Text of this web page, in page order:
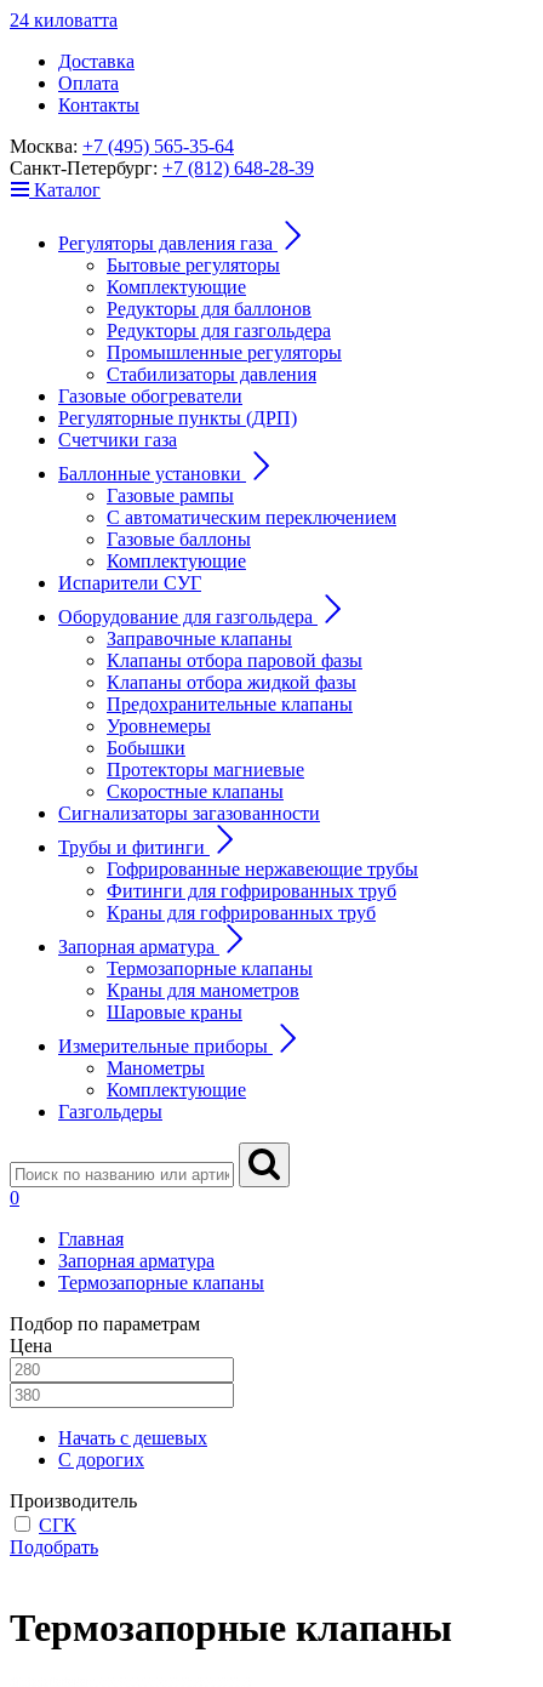
24 киловатта
Доставка
Оплата
Контакты
Москва: +7 (495) 565-35-64
Санкт-Петербург: +7 (812) 648-28-39
Каталог
Регуляторы давления газа
Бытовые регуляторы
Комплектующие
Редукторы для баллонов
Редукторы для газгольдера
Промышленные регуляторы
Стабилизаторы давления
Газовые обогреватели
Регуляторные пункты (ДРП)
Счетчики газа
Баллонные установки
Газовые рампы
С автоматическим переключением
Газовые баллоны
Комплектующие
Испарители СУГ
Оборудование для газгольдера
Заправочные клапаны
Клапаны отбора паровой фазы
Клапаны отбора жидкой фазы
Предохранительные клапаны
Уровнемеры
Бобышки
Протекторы магниевые
Скоростные клапаны
Сигнализаторы загазованности
Трубы и фитинги
Гофрированные нержавеющие трубы
Фитинги для гофрированных труб
Краны для гофрированных труб
Запорная арматура
Термозапорные клапаны
Краны для манометров
Шаровые краны
Измерительные приборы
Манометры
Комплектующие
Газгольдеры
0
Главная
Запорная арматура
Термозапорные клапаны
Подбор по параметрам
Цена
Начать с дешевых
С дорогих
Производитель
СГК
Подобрать
Термозапорные клапаны